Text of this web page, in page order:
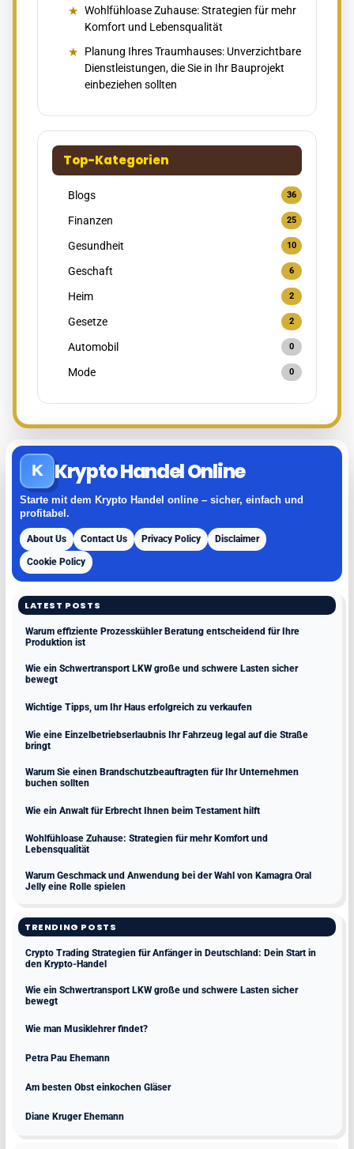
Wohlfühloase Zuhause: Strategien für mehr
Komfort und Lebensqualität
Planung Ihres Traumhauses: Unverzichtbare
Dienstleistungen, die Sie in Ihr Bauprojekt
einbeziehen sollten
Top-Kategorien
Blogs 36
Finanzen 25
Gesundheit 10
Geschaft 6
Heim 2
Gesetze 2
Automobil 0
Mode 0
K Krypto Handel Online
Starte mit dem Krypto Handel online – sicher, einfach und
profitabel.
About Us Contact Us Privacy Policy Disclaimer
Cookie Policy
LATEST POSTS
Warum effiziente Prozesskühler Beratung entscheidend für Ihre
Produktion ist
Wie ein Schwertransport LKW große und schwere Lasten sicher
bewegt
Wichtige Tipps, um Ihr Haus erfolgreich zu verkaufen
Wie eine Einzelbetriebserlaubnis Ihr Fahrzeug legal auf die Straße
bringt
Warum Sie einen Brandschutzbeauftragten für Ihr Unternehmen
buchen sollten
Wie ein Anwalt für Erbrecht Ihnen beim Testament hilft
Wohlfühloase Zuhause: Strategien für mehr Komfort und
Lebensqualität
Warum Geschmack und Anwendung bei der Wahl von Kamagra Oral
Jelly eine Rolle spielen
TRENDING POSTS
Crypto Trading Strategien für Anfänger in Deutschland: Dein Start in
den Krypto-Handel
Wie ein Schwertransport LKW große und schwere Lasten sicher
bewegt
Wie man Musiklehrer findet?
Petra Pau Ehemann
Am besten Obst einkochen Gläser
Diane Kruger Ehemann